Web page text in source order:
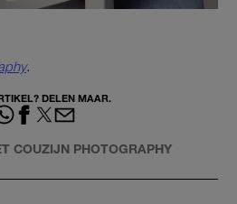
.
DELEN MAAR.
COUZIJN PHOTOGRAPHY